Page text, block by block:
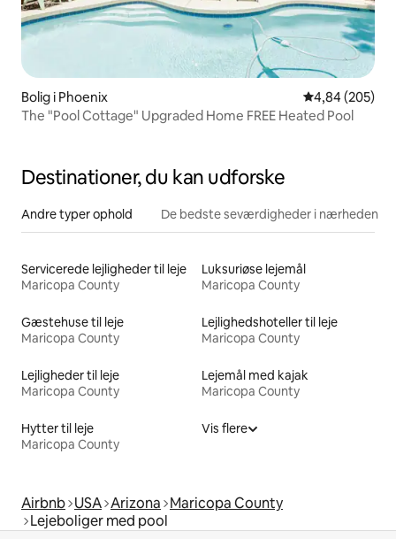
Bolig i Phoenix 4,84 ud af 5 i
4,84 (205)
The "Pool Cottage" Upgraded Home FREE Heated Pool
Destinationer, du kan udforske
Andre typer ophold De bedste seværdigheder i nærheden
Servicerede lejligheder til leje
Maricopa County
Luksuriøse lejemål
Maricopa County
Gæstehuse til leje
Maricopa County
Lejlighedshoteller til leje
Maricopa County
Lejligheder til leje
Maricopa County
Lejemål med kajak
Maricopa County
Hytter til leje
Maricopa County
Vis flere
Airbnb USA Arizona Maricopa County
Lejeboliger med pool